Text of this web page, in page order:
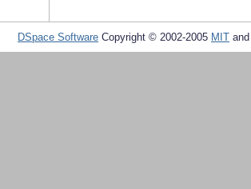
DSpace Software Copyright © 2002-2005 MIT